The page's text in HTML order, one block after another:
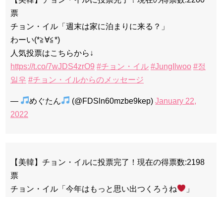
票
チョン・イル「週末は家に泊まりに来る？」
わーい(*≧∀≦*)
人気投票はこちらから↓
https://t.co/7wJDS4zrO9 #チョン・イル #JungIlwoo #정
일우 #チョン・イルからのメッセージ
— めぐたん (@FDSln60mzbe9kep)January 22,
2022
【美韓】チョン・イルに投票完了！現在の得票数:2198
票
チョン・イル「今年はもっと思い出つくろうね
」